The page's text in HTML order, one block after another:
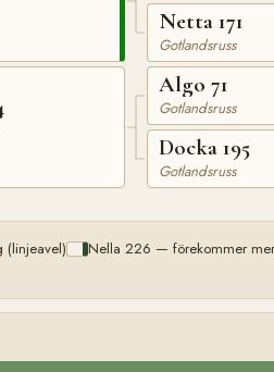
Netta 171
Gotlandsruss
Algo 71
Gotlandsruss
Docka 195
Gotlandsruss
Nella 226 — förekommer